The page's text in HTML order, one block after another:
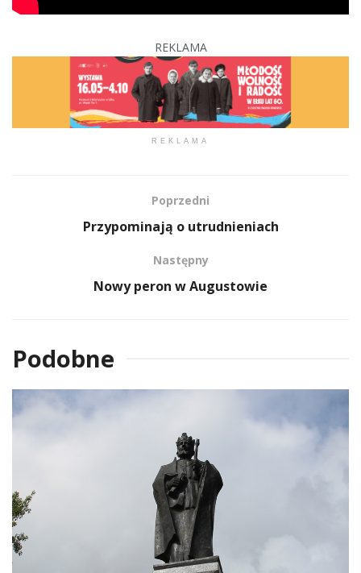
REKLAMA
REKLAMA
Poprzedni
Przypominają o utrudnieniach
Następny
Nowy peron w Augustowie
Podobne